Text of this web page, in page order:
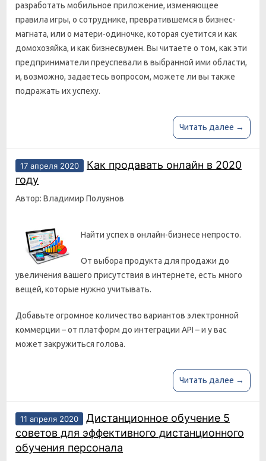
разработать мобильное приложение, изменяющее
правила игры, о сотруднике, превратившемся в бизнес-
магната, или о матери-одиночке, которая суетится и как
домохозяйка, и как бизнесвумен. Вы читаете о том, как эти
предприниматели преуспевали в выбранной ими области,
и, возможно, задаетесь вопросом, можете ли вы также
подражать их успеху.
Читать далее →
17 апреля 2020
Как продавать онлайн в 2020
году
Автор: Владимир Полуянов
Найти успех в онлайн-бизнесе непросто.
От выбора продукта для продажи до
увеличения вашего присутствия в интернете, есть много
вещей, которые нужно учитывать.
Добавьте огромное количество вариантов электронной
коммерции – от платформ до интеграции API – и у вас
может закружиться голова.
Читать далее →
11 апреля 2020
Дистанционное обучение 5
советов для эффективного дистанционного
обучения персонала